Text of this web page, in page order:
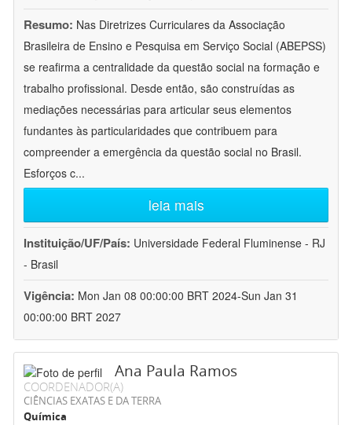
Resumo: Nas Diretrizes Curriculares da Associação
Brasileira de Ensino e Pesquisa em Serviço Social (ABEPSS)
se reafirma a centralidade da questão social na formação e
trabalho profissional. Desde então, são construídas as
mediações necessárias para articular seus elementos
fundantes às particularidades que contribuem para
compreender a emergência da questão social no Brasil.
Esforços c...
leia mais
Instituição/UF/País: Universidade Federal Fluminense - RJ
- Brasil
Vigência: Mon Jan 08 00:00:00 BRT 2024-Sun Jan 31
00:00:00 BRT 2027
Ana Paula Ramos
COORDENADOR(A)
CIÊNCIAS EXATAS E DA TERRA
Química